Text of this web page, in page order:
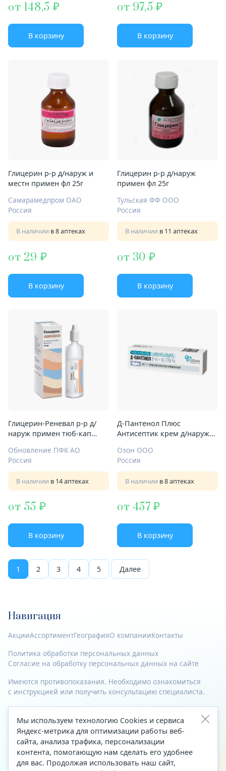
от 148,5
В корзину
от 97,5
В корзину
Глицерин р-р д/наруж и
местн примен фл 25г
Самарамедпром ОАО
Россия
В наличии в 8 аптеках
от 29
В корзину
Глицерин р-р д/наруж
примен фл 25г
Тульская ФФ ООО
Россия
В наличии в 11 аптеках
от 30
В корзину
Глицерин-Реневал р-р д/
наруж примен тюб-кап
Обновление ПФК АО
Россия
В наличии в 14 аптеках
от 55
В корзину
Д-Пантенол Плюс
Антисептик крем д/наруж
Озон ООО
Россия
В наличии в 8 аптеках
от 457
В корзину
1 2 3 4 5 Далее
Навигация
АкцииАссортиментГеографияО компанииКонтакты
Политика обработки персональных данных
Согласие на обработку персональных данных на сайте
Имеются противопоказания. Необходимо ознакомиться
с инструкцией или получить консультацию специалиста.
© 2023—2026 Все права защищены.
Адрес
Архангельск, ул. Папанина, д. 19 (вход в здание со стороны
автоцентра «Тойота»)
Мы используем технологию Cookies и сервиса
Яндекс-метрика для оптимизации работы веб-
сайта, анализа трафика, персонализации
контента, помогающую нам сделать его удобнее
для вас. Продолжая использовать наш сайт,